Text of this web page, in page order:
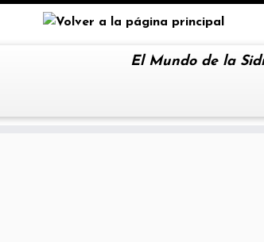
El Mundo de la